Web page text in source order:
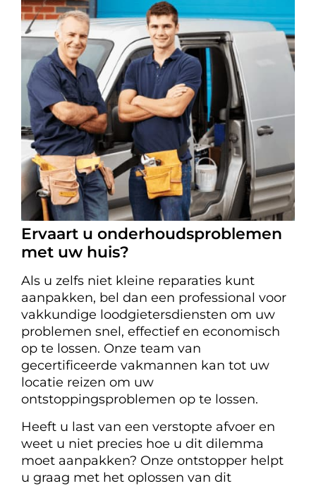
Ervaart u onderhoudsproblemen
met uw huis?
Als u zelfs niet kleine reparaties kunt
aanpakken, bel dan een professional voor
vakkundige loodgietersdiensten om uw
problemen snel, effectief en economisch
op te lossen. Onze team van
gecertificeerde vakmannen kan tot uw
locatie reizen om uw
ontstoppingsproblemen op te lossen.
Heeft u last van een verstopte afvoer en
weet u niet precies hoe u dit dilemma
moet aanpakken? Onze ontstopper helpt
u graag met het oplossen van dit